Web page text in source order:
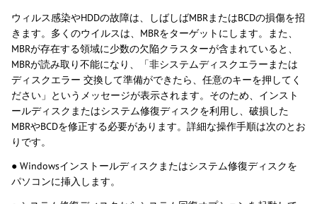
ウィルス感染やHDDの故障は、しばしばMBRまたはBCDの損傷を招
きます。多くのウイルスは、MBRをターゲットにします。また、
MBRが存在する領域に少数の欠陥クラスターが含まれていると、
MBRが読み取り不能になり、「非システムディスクエラーまたは
ディスクエラー 交換して準備ができたら、任意のキーを押してく
ださい」というメッセージが表示されます。そのため、インスト
ールディスクまたはシステム修復ディスクを利用し、破損した
MBRやBCDを修正する必要があります。詳細な操作手順は次のとお
りです。
● Windowsインストールディスクまたはシステム修復ディスクを
パソコンに挿入します。